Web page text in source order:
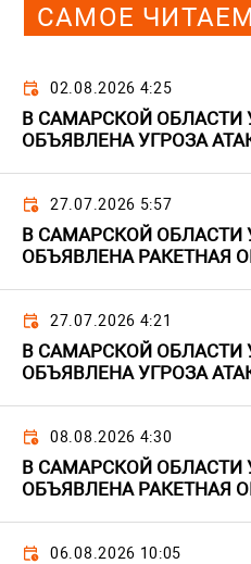
САМОЕ
02.08.2026 4:25
В САМАРСКОЙ ОБЛАСТИ
ОБЪЯВЛЕНА УГРОЗА
27.07.2026 5:57
В САМАРСКОЙ ОБЛАСТИ
ОБЪЯВЛЕНА РАКЕТНАЯ
27.07.2026 4:21
В САМАРСКОЙ ОБЛАСТИ
ОБЪЯВЛЕНА УГРОЗА
08.08.2026 4:30
В САМАРСКОЙ ОБЛАСТИ
ОБЪЯВЛЕНА РАКЕТНАЯ
06.08.2026 10:05